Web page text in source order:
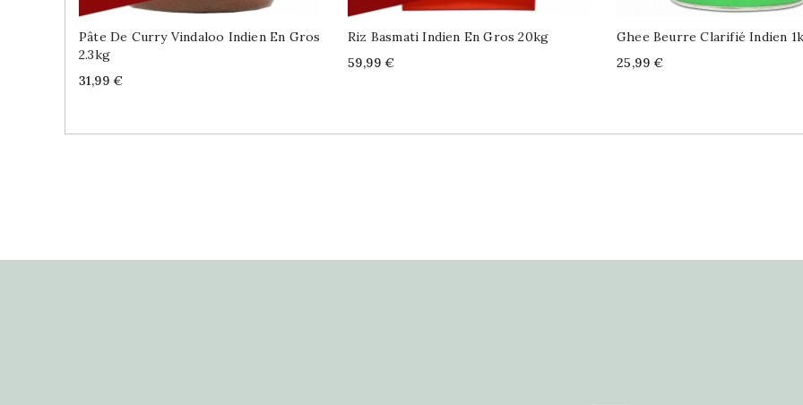
Pâte De Curry Vindaloo Indien En Gros
2.3kg
Price
31,99 €
Riz Basmati Indien En Gros 20kg
Price
59,99 €
Ghee Beurre Clarifié Indien
Price
25,99 €